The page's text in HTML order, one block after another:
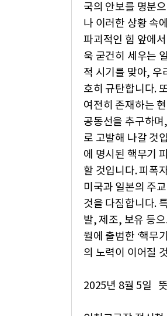
국의 안보를 명분
나 이러한 상황 속
파괴적인 힘 앞에
욱 굳건히 세우는
적 시기를 맞아, 우
호히 규탄합니다.
여전히 존재하는
공동선을 추구하
로 고발해 나갈 것
에 명시된 핵무기
할 것입니다. 피폭
미국과 일본의 주
것을 다짐합니다.
발, 제조, 보유 등
월에 출범한 ‘핵무
의 노력이 이어질
2025년 8월 5일 뜻